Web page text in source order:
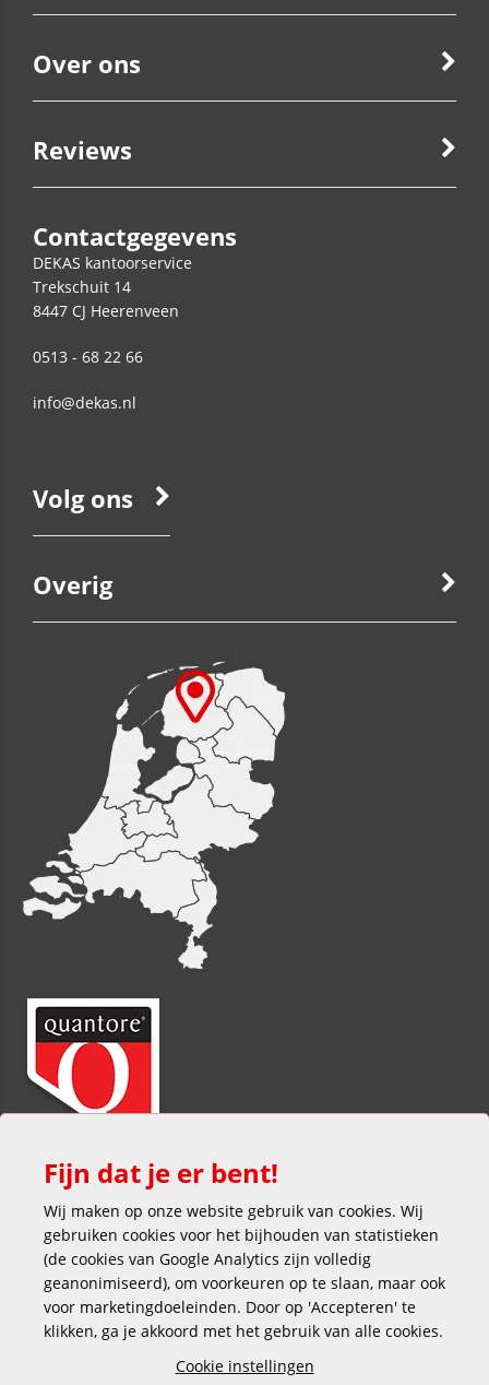
Over ons
Reviews
Contactgegevens
DEKAS kantoorservice
Trekschuit 14
8447 CJ Heerenveen
0513 - 68 22 66
info@dekas.nl
Volg ons
Overig
Veilig en gemakkelijk betalen
Fijn dat je er bent!
Wij maken op onze website gebruik van cookies. Wij
gebruiken cookies voor het bijhouden van statistieken
(de cookies van Google Analytics zijn volledig
geanonimiseerd), om voorkeuren op te slaan, maar ook
voor marketingdoeleinden. Door op 'Accepteren' te
klikken, ga je akkoord met het gebruik van alle cookies.
Cookie instellingen